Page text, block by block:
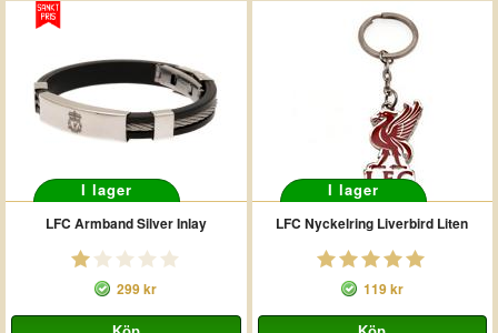
I lager
LFC Armband Silver Inlay
299 kr
I lager
LFC Nyckelring Liverbird Liten
119 kr